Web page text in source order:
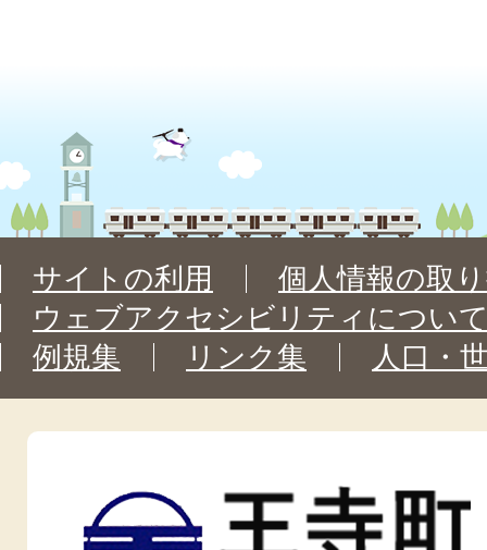
サイトの利用
個人情報の取
ウェブアクセシビリティについ
例規集
リンク集 人口・
王